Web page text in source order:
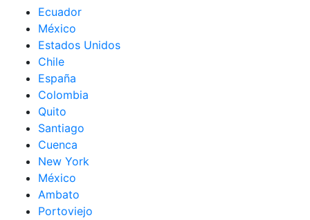
Ecuador
México
Estados Unidos
Chile
España
Colombia
Quito
Santiago
Cuenca
New York
México
Ambato
Portoviejo